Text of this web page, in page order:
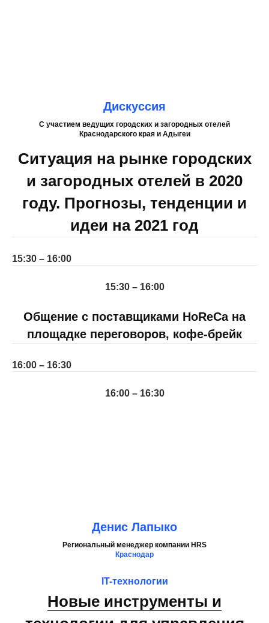
Дискуссия
С участием ведущих городских и загородных отелей
Краснодарского края и Адыгеи
Ситуация на рынке городских
и загородных отелей в 2020
году. Прогнозы, тенденции и
идеи на 2021 год
15:30 – 16:00
15:30 – 16:00
Общение с поставщиками HoReCa на
площадке переговоров, кофе-брейк
16:00 – 16:30
16:00 – 16:30
Денис Лапыко
Региональный менеджер компании HRS
Краснодар
IT-технологии
Новые инструменты и